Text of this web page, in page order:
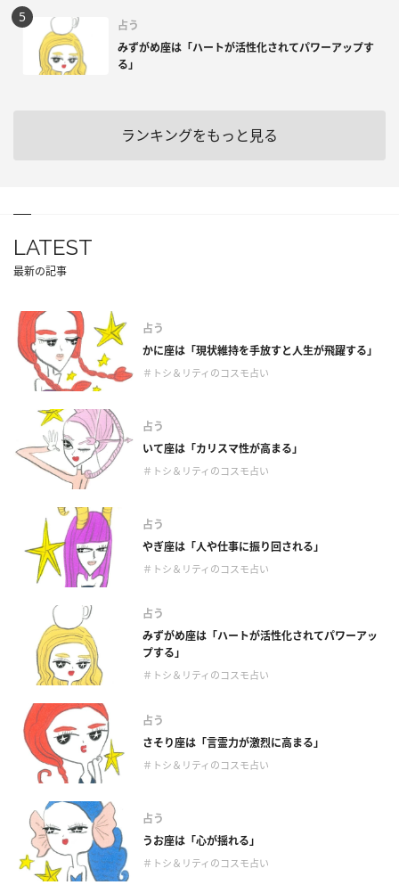
占う
みずがめ座は「ハートが活性化されてパワーアップす
る」
ランキングをもっと見る
LATEST
最新の記事
占う
かに座は「現状維持を手放すと人生が飛躍する」
＃トシ＆リティのコスモ占い
占う
いて座は「カリスマ性が高まる」
＃トシ＆リティのコスモ占い
占う
やぎ座は「人や仕事に振り回される」
＃トシ＆リティのコスモ占い
占う
みずがめ座は「ハートが活性化されてパワーアッ
プする」
＃トシ＆リティのコスモ占い
占う
さそり座は「言霊力が激烈に高まる」
＃トシ＆リティのコスモ占い
占う
うお座は「心が揺れる」
＃トシ＆リティのコスモ占い